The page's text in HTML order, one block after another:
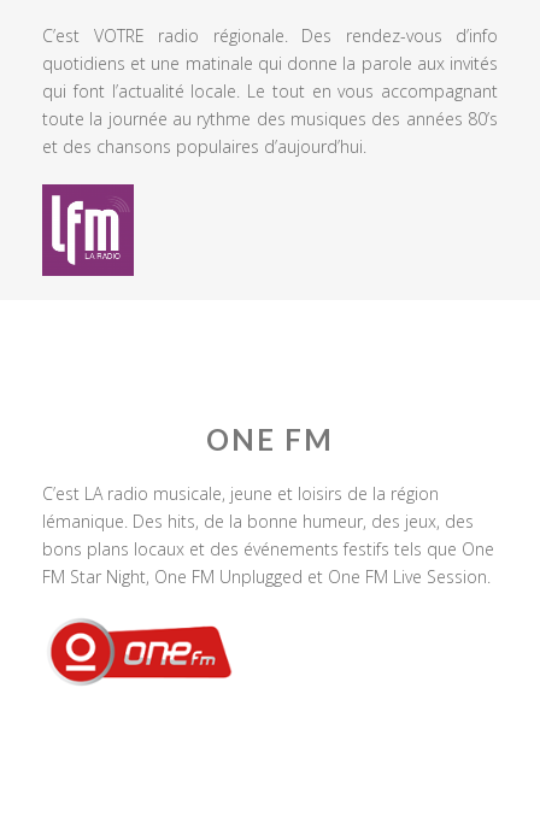
C’est VOTRE radio régionale. Des rendez-vous d’info
quotidiens et une matinale qui donne la parole aux invités
qui font l’actualité locale. Le tout en vous accompagnant
toute la journée au rythme des musiques des années 80’s
et des chansons populaires d’aujourd’hui.
ONE FM
C’est LA radio musicale, jeune et loisirs de la région
lémanique. Des hits, de la bonne humeur, des jeux, des
bons plans locaux et des événements festifs tels que One
FM Star Night, One FM Unplugged et One FM Live Session.